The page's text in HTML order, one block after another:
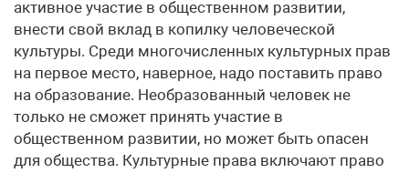
активное участие в общественном развитии,
внести свой вклад в копилку человеческой
культуры. Среди многочисленных культурных прав
на первое место, наверное, надо поставить право
на образование. Необразованный человек не
только не сможет принять участие в
общественном развитии, но может быть опасен
для общества. Культурные права включают право